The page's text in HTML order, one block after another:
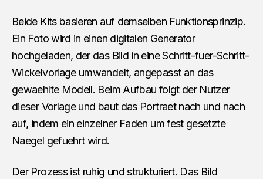
Beide Kits basieren auf demselben Funktionsprinzip.
Ein Foto wird in einen digitalen Generator
hochgeladen, der das Bild in eine Schritt-fuer-Schritt-
Wickelvorlage umwandelt, angepasst an das
gewaehlte Modell. Beim Aufbau folgt der Nutzer
dieser Vorlage und baut das Portraet nach und nach
auf, indem ein einzelner Faden um fest gesetzte
Naegel gefuehrt wird.
Der Prozess ist ruhig und strukturiert. Das Bild